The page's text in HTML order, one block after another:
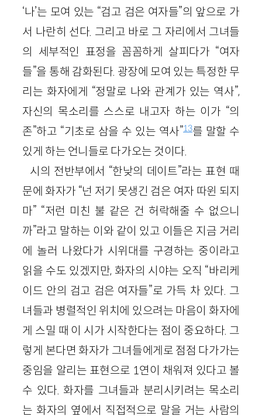
‘나’는 모여 있는 “검고 검은 여자들”의 앞으로 가
서 나란히 선다. 그리고 바로 그 자리에서 그녀들
의 세부적인 표정을 꼼꼼하게 살피다가 “여자
들”을 통해 감화된다. 광장에 모여 있는 특정한 무
리는 화자에게 “정말로 나와 관계가 있는 역사”,
자신의 목소리를 스스로 내고자 하는 이가 “의
존”하고 “기초로 삼을 수 있는 역사”13를 말할 수
있게 하는 언니들로 다가오는 것이다.
시의 전반부에서 “한낮의 데이트”라는 표현 때
문에 화자가 “넌 저기 못생긴 검은 여자 따윈 되지
마” “저런 미친 불 같은 건 허락해줄 수 없으니
까”라고 말하는 이와 같이 있고 이들은 지금 거리
에 놀러 나왔다가 시위대를 구경하는 중이라고
읽을 수도 있겠지만, 화자의 시야는 오직 “바리케
이드 안의 검고 검은 여자들”로 가득 차 있다. 그
녀들과 병렬적인 위치에 있으려는 마음이 화자에
게 스밀 때 이 시가 시작한다는 점이 중요하다. 그
렇게 본다면 화자가 그녀들에게로 점점 다가가는
중임을 알리는 표현으로 1연이 채워져 있다고 볼
수 있다. 화자를 그녀들과 분리시키려는 목소리
는 화자의 옆에서 직접적으로 말을 거는 사람의